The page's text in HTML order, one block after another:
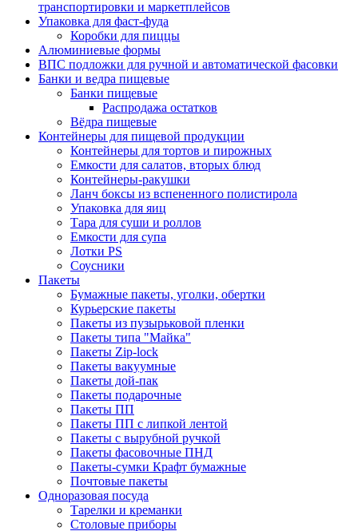
транспортировки и маркетплейсов
Упаковка для фаст-фуда
Коробки для пиццы
Алюминиевые формы
ВПС подложки для ручной и автоматической фасовки
Банки и ведра пищевые
Банки пищевые
Распродажа остатков
Вёдра пищевые
Контейнеры для пищевой продукции
Контейнеры для тортов и пирожных
Емкости для салатов, вторых блюд
Контейнеры-ракушки
Ланч боксы из вспененного полистирола
Упаковка для яиц
Тара для суши и роллов
Емкости для супа
Лотки PS
Соусники
Пакеты
Бумажные пакеты, уголки, обертки
Курьерские пакеты
Пакеты из пузырьковой пленки
Пакеты типа "Майка"
Пакеты Zip-lock
Пакеты вакуумные
Пакеты дой-пак
Пакеты подарочные
Пакеты ПП
Пакеты ПП с липкой лентой
Пакеты с вырубной ручкой
Пакеты фасовочные ПНД
Пакеты-сумки Крафт бумажные
Почтовые пакеты
Одноразовая посуда
Тарелки и креманки
Столовые приборы